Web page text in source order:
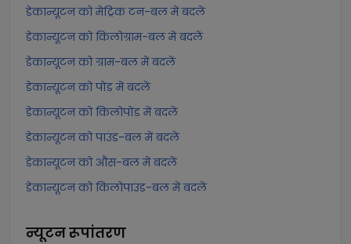
डेकान्यूटन को मेट्रिक टन-बल में बदलें
डेकान्यूटन को किलोग्राम-बल में बदलें
डेकान्यूटन को ग्राम-बल में बदलें
डेकान्यूटन को पोंड में बदलें
डेकान्यूटन को किलोपोंड में बदलें
डेकान्यूटन को पाउंड-बल में बदलें
डेकान्यूटन को औंस-बल में बदलें
डेकान्यूटन को किलोपाउंड-बल में बदलें
न्यूटनरूपांतरण